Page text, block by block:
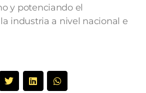
y potenciando el
industria a nivel nacional e